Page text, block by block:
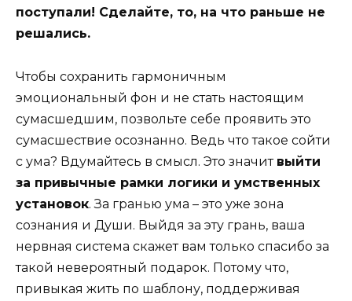
поступали! Сделайте, то, на что раньше не
решались.
Чтобы сохранить гармоничным
эмоциональный фон и не стать настоящим
сумасшедшим, позвольте себе проявить это
сумасшествие осознанно. Ведь что такое сойти
с ума? Вдумайтесь в смысл. Это значит выйти
за привычные рамки логики и умственных
установок. За гранью ума – это уже зона
сознания и Души. Выйдя за эту грань, ваша
нервная система скажет вам только спасибо за
такой невероятный подарок. Потому что,
привыкая жить по шаблону, поддерживая